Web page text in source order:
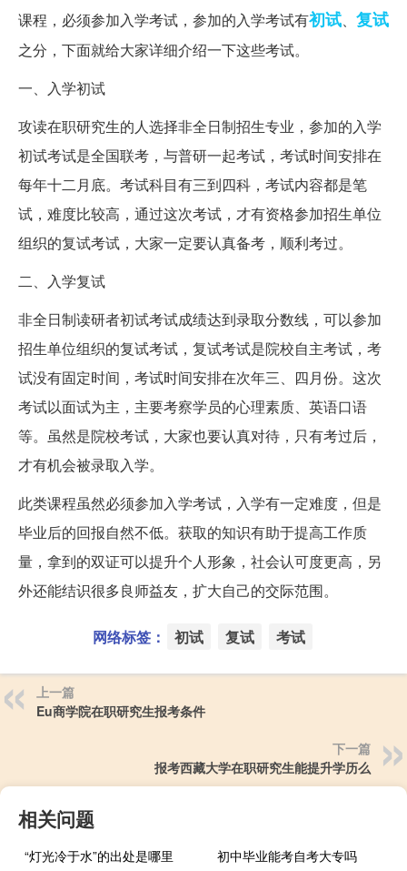
课程，必须参加入学考试，参加的入学考试有初试、 复试
之分，下面就给大家详细介绍一下这些考试。
一、入学初试
攻读在职研究生的人选择非全日制招生专业，参加的入学
初试考试是全国联考，与普研一起考试，考试时间安排在
每年十二月底。考试科目有三到四科，考试内容都是笔
试，难度比较高，通过这次考试，才有资格参加招生单位
组织的复试考试，大家一定要认真备考，顺利考过。
二、入学复试
非全日制读研者初试考试成绩达到录取分数线，可以参加
招生单位组织的复试考试，复试考试是院校自主考试，考
试没有固定时间，考试时间安排在次年三、四月份。这次
考试以面试为主，主要考察学员的心理素质、英语口语
等。虽然是院校考试，大家也要认真对待，只有考过后，
才有机会被录取入学。
此类课程虽然必须参加入学考试，入学有一定难度，但是
毕业后的回报自然不低。获取的知识有助于提高工作质
量，拿到的双证可以提升个人形象，社会认可度更高，另
外还能结识很多良师益友，扩大自己的交际范围。
网络标签： 初试 复试 考试
上一篇
Eu商学院在职研究生报考条件
下一篇
报考西藏大学在职研究生能提升学历么
相关问题
“灯光冷于水”的出处是哪里 初中毕业能考自考大专吗